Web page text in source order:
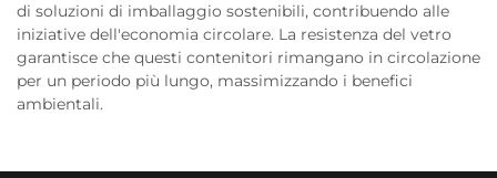
di soluzioni di imballaggio sostenibili, contribuendo alle
iniziative dell'economia circolare. La resistenza del vetro
garantisce che questi contenitori rimangano in circolazione
per un periodo più lungo, massimizzando i benefici
ambientali.